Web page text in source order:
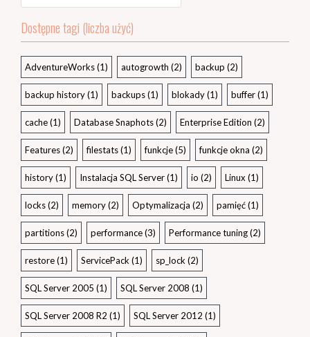
Dostępne tagi (liczba użyć)
AdventureWorks(1) autogrowth (2) backup (2)
backup history(1) backups(1) blokady(1) buffer(1)
cache(1) Database Snaphots(2) Enterprise Edition (2)
Features(2) filestats(1) funkcje(5) funkcje okna (2)
history(1) Instalacja SQL Server(1) io (2) Linux (1)
locks(2) memory(2) Optymalizacja (2) pamięć(1)
partitions(2) performance(3) Performance tuning(2)
restore(1) ServicePack (1) sp_lock (2)
SQL Server 2005 (1) SQL Server 2008 (1)
SQL Server 2008 R2 (1) SQL Server 2012 (1)